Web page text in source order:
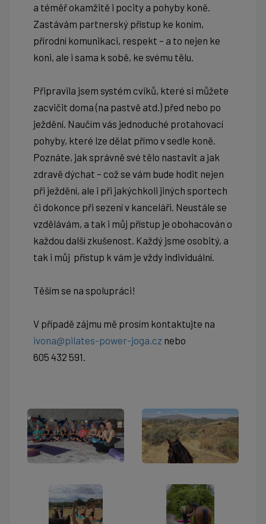
a téměř okamžitě i pocity a pohyby koně.
Zastávám partnerský přístup ke koním,
přírodní komunikaci, respekt – a to nejen ke
koni, ale i sama k sobě, ke svému tělu.
Připravila jsem systém cviků, které si můžete
zacvičit doma (na pastvě atd.) před nebo po
ježdění. Naučím vás jednoduché protahovací
pohyby, které lze dělat přímo v sedle koně.
Poznáte, jak správně své tělo nastavit a jak
zdravě dýchat – což se vám bude hodit nejen
při ježdění, ale i při jakýchkoli jiných sportech
či dokonce při sezení v kanceláři. Neustále se
vzdělávám, a tak i můj přístup je obohacován o
každou další zkušenost. Každý jsme osobitý, a
tak i můj přístup k vám je vždy individuální.
Těším se na spolupráci!
V případě zájmu mě prosím kontaktujte na
ivona@pilates-power-joga.cz nebo
605 432 591.